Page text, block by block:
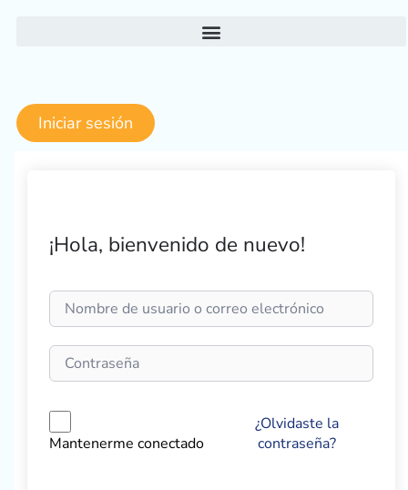
Iniciar sesión
¡Hola, bienvenido de nuevo!
Mantenerme conectado
¿Olvidaste la
contraseña?